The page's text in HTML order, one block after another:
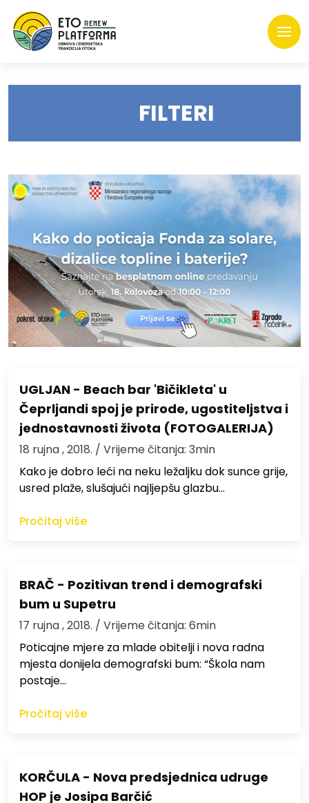
FILTERI
UGLJAN - Beach bar 'Bičikleta' u
Čeprljandi spoj je prirode, ugostiteljstva i
jednostavnosti života (FOTOGALERIJA)
18 rujna , 2018. / Vrijeme čitanja: 3min
Kako je dobro leći na neku ležaljku dok sunce grije,
usred plaže, slušajući najljepšu glazbu…
Pročitaj više
BRAČ - Pozitivan trend i demografski
bum u Supetru
17 rujna , 2018. / Vrijeme čitanja: 6min
Poticajne mjere za mlade obitelji i nova radna
mjesta donijela demografski bum: “Škola nam
postaje…
Pročitaj više
KORČULA - Nova predsjednica udruge
HOP je Josipa Barčić